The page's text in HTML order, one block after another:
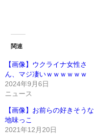
関連
【画像】ウクライナ女性さ
ん、マジ凄いｗｗｗｗｗｗ
2024年9月6日
ニュース
【画像】お前らの好きそうな
地味っこ
2021年12月20日